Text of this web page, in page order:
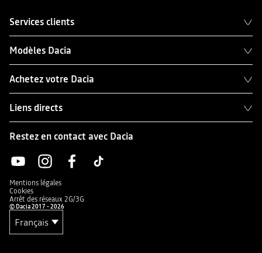
Services clients
Modèles Dacia
Achetez votre Dacia
Liens directs
Restez en contact avec Dacia
Mentions légales
Cookies
Arrêt des réseaux 2G/3G
© Dacia 2017 - 2026